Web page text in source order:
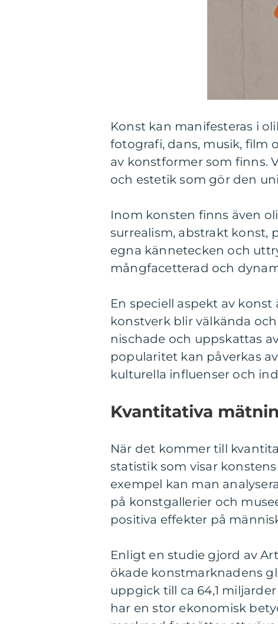
Konst kan manifesteras i
fotografi, dans, musik, film
av konstformer som finns.
och estetik som gör den
Inom konsten finns även
surrealism, abstrakt konst,
egna kännetecken och
mångfacetterad och
En speciell aspekt av
konstverk blir välkända
nischade och uppskattas
popularitet kan påverkas
kulturella influenser och
Kvantitativa
När det kommer till
statistik som visar
exempel kan man
på konstgallerier och
positiva effekter på
Enligt en studie gjord av
ökade konstmarknadens
uppgick till ca 64,1
har en stor ekonomisk